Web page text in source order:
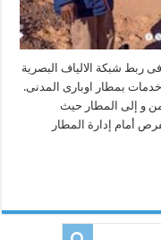
الجوية
مغلقة
ربط شبكة الالياف البصرية
خدمات بمطار اوباری المدنی.
من و إلى المطار حيث
أمام إدارة المطار